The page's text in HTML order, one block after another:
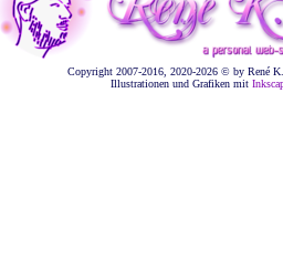
Copyright 2007-2016, 2020-2026 © by René
Illustrationen und Grafiken mit